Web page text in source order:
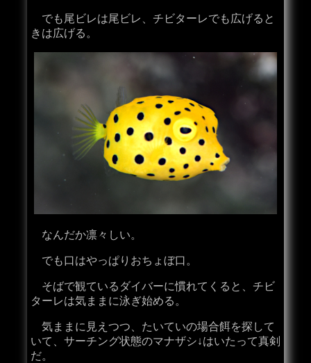
でも尾ビレは尾ビレ、チビターレでも広げると
きは広げる。
なんだか凛々しい。
でも口はやっぱりおちょぼ口。
そばで観ているダイバーに慣れてくると、チビ
ターレは気ままに泳ぎ始める。
気ままに見えつつ、たいていの場合餌を探して
いて、サーチング状態のマナザシ↓はいたって真剣
だ。